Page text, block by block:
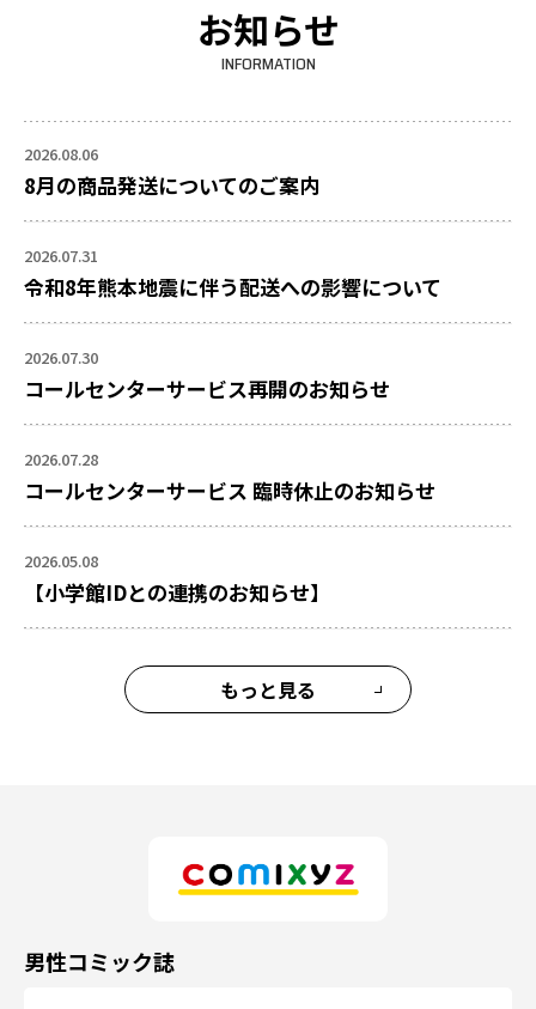
お知らせ
INFORMATION
2026.08.06
8月の商品発送についてのご案内
2026.07.31
令和8年熊本地震に伴う配送への影響について
2026.07.30
コールセンターサービス再開のお知らせ
2026.07.28
コールセンターサービス 臨時休止のお知らせ
2026.05.08
【小学館IDとの連携のお知らせ】
もっと見る
男性コミック誌